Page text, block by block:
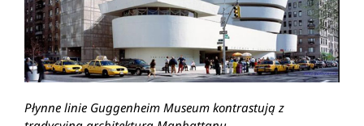
Płynne linie Guggenheim Museum kontrastują z